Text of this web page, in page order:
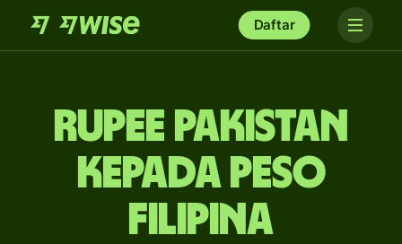
Daftar
rupee Pakistan
kepada peso
Filipina